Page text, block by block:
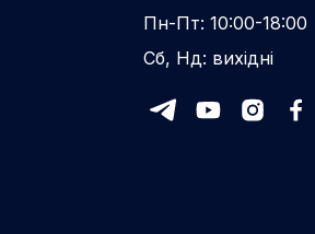
Пн-Пт: 10:00-18:00
Сб, Нд: вихідні